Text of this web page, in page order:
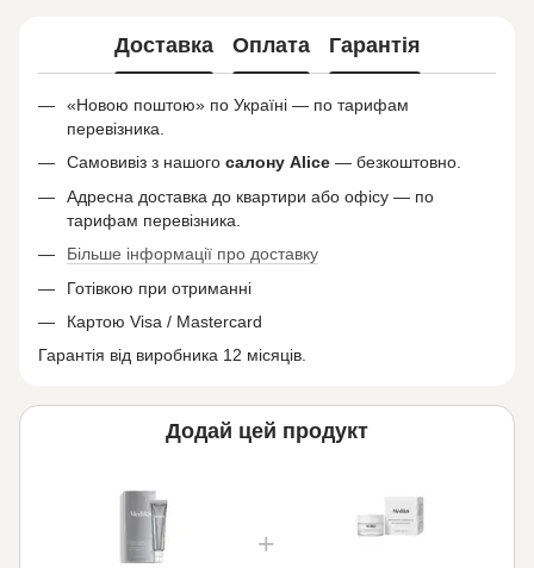
Доставка Оплата Гарантія
«Новою поштою» по Україні — по тарифам
перевізника.
Самовивіз з нашого салону Alice — безкоштовно.
Адресна доставка до квартири або офісу — по
тарифам перевізника.
Більше інформації про доставку
Готівкою при отриманні
Картою Visa / Mastercard
Гарантія від виробника 12 місяців.
Додай цей продукт